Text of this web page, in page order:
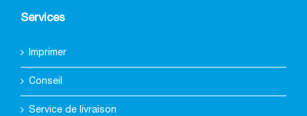
Services
Imprimer
Conseil
Service de livraison